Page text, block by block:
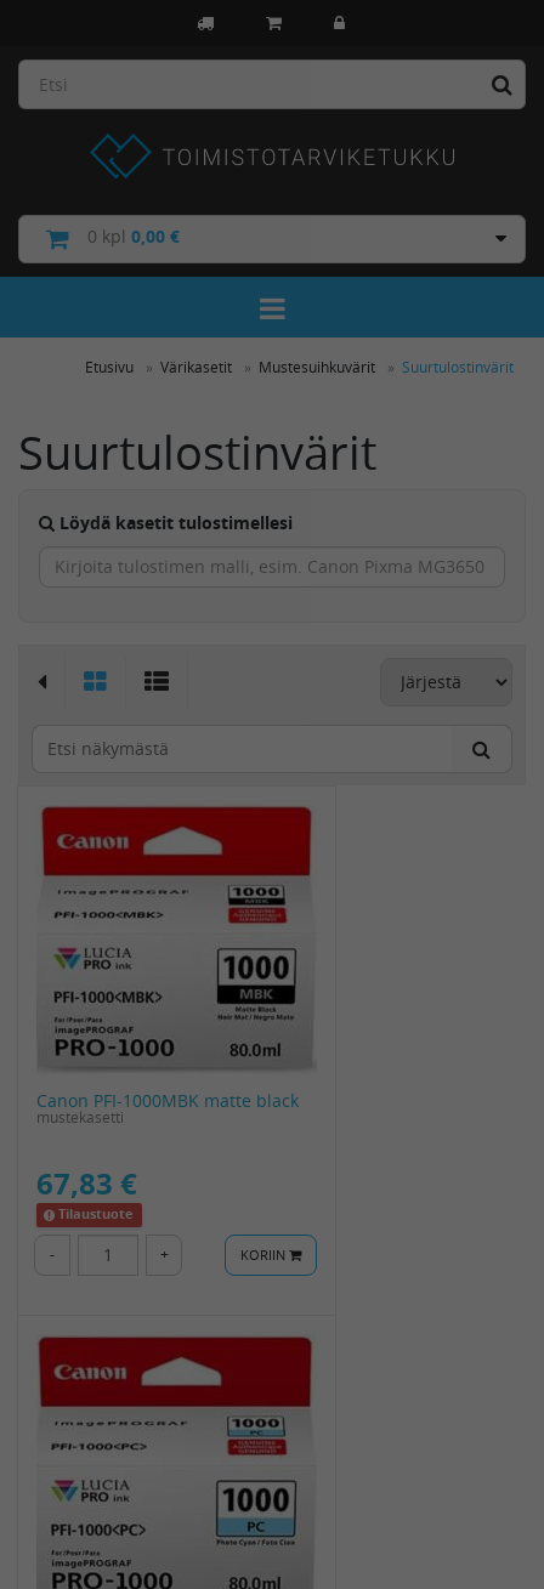
0 kpl 0,00 €
Toggle Navigation
Etusivu Värikasetit Mustesuihkuvärit Suurtulostinvärit
Suurtulostinvärit
Löydä kasetit tulostimellesi
Canon PFI-1000MBK matte black
mustekasetti
67,83 €
Tilaustuote
- + KORIIN